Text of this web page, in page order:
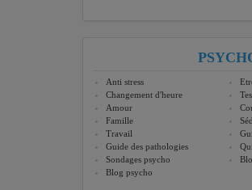
Anti stress
Changement d'heure
Amour
Famille
Travail
Guide des pathologies
Sondages psycho
Blog psycho